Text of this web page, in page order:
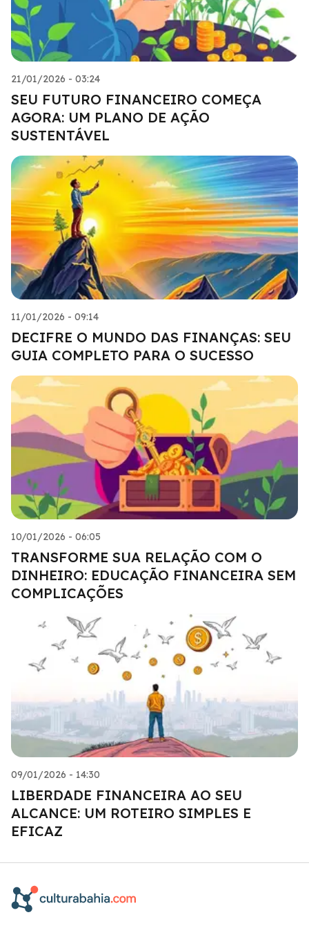
21/01/2026 - 03:24
SEU FUTURO FINANCEIRO COMEÇA
AGORA: UM PLANO DE AÇÃO
SUSTENTÁVEL
11/01/2026 - 09:14
DECIFRE O MUNDO DAS FINANÇAS: SEU
GUIA COMPLETO PARA O SUCESSO
10/01/2026 - 06:05
TRANSFORME SUA RELAÇÃO COM O
DINHEIRO: EDUCAÇÃO FINANCEIRA SEM
COMPLICAÇÕES
09/01/2026 - 14:30
LIBERDADE FINANCEIRA AO SEU
ALCANCE: UM ROTEIRO SIMPLES E
EFICAZ